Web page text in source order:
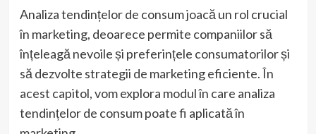
Analiza tendințelor de consum joacă un rol crucial
în marketing, deoarece permite companiilor să
înțeleagă nevoile și preferințele consumatorilor și
să dezvolte strategii de marketing eficiente. În
acest capitol, vom explora modul în care analiza
tendințelor de consum poate fi aplicată în